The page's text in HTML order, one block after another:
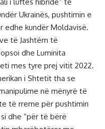
Ukrainës, pushtimin e
edhe kundër Moldavisë.
të Jashtëm të
dhe Luminita
mes tyre prej vitit 2022.
i Shtetit tha se
në mënyrë të
të rreme për pushtimin
dhe “për të bërë